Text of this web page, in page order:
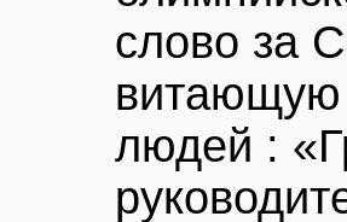
слово за
витающую
людей :